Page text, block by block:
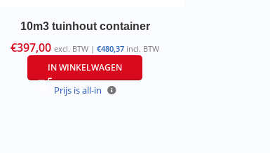
10m3 tuinhout container
€397,00 excl. BTW |€480,37 incl. BTW
IN WINKELWAGEN
Prijs is all-in